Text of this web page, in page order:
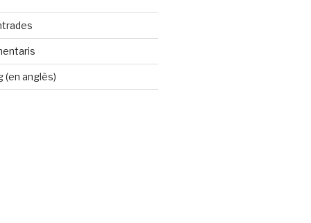
(en anglès)